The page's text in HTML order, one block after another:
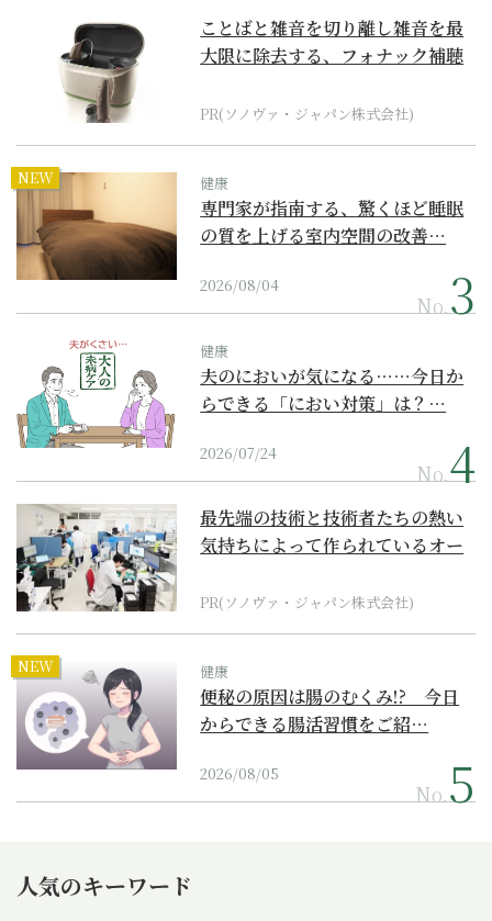
ことばと雑音を切り離し雑音を最
大限に除去する、フォナック補聴
PR(ソノヴァ・ジャパン株式会社)
NEW 健康
専門家が指南する、驚くほど睡眠
の質を上げる室内空間の改善…
2026/08/04
No.
健康
夫のにおいが気になる……今日か
らできる「におい対策」は？…
2026/07/24
No.
最先端の技術と技術者たちの熱い
気持ちによって作られているオー
PR(ソノヴァ・ジャパン株式会社)
NEW 健康
便秘の原因は腸のむくみ!? 今日
からできる腸活習慣をご紹…
2026/08/05
No.
人気のキーワード